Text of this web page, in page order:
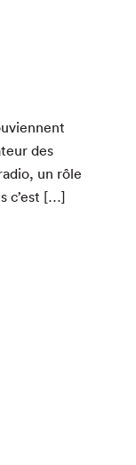
des
un rôle
c’est […]